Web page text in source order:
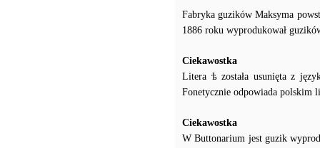
Fabryka guzików Maksyma
1886 roku wyprodukował
Ciekawostka
Litera ѣ została usunięta z
Fonetycznie odpowiada polskim
Ciekawostka
W Buttonarium jest guzik